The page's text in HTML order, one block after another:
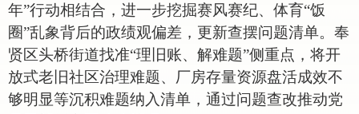
年”行动相结合，进一步挖掘赛风赛纪、体育“饭
圈”乱象背后的政绩观偏差，更新查摆问题清单。奉
贤区头桥街道找准“理旧账、解难题”侧重点，将开
放式老旧社区治理难题、厂房存量资源盘活成效不
够明显等沉积难题纳入清单，通过问题查改推动党